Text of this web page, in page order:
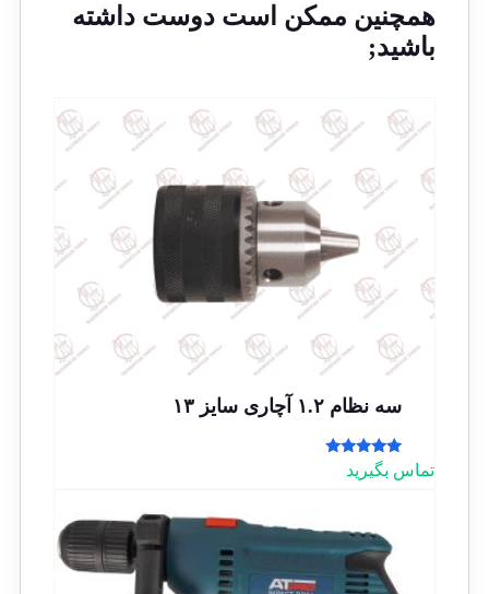
همچنین ممکن است دوست داشته
باشید;
سه نظام ۱.۲ آچاری سایز ۱۳
امتیاز
5.00
تماس بگیرید